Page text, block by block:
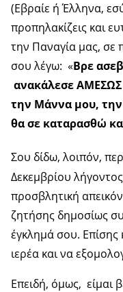
(Εβραίε ή Έλληνα,
προπηλακίζεις και
την Παναγία μας, σε
σου λέγω: «Βρε
ανακάλεσε ΑΜΕΣΩΣ
την Μάννα μου,
θα σε καταρασθώ
Σου δίδω, λοιπόν,
Δεκεμβρίου
προσβλητική
ζητήσης δημοσίως
έγκλημά σου. Επίσης
ιερέα και να
Επειδή, όμως, είμαι